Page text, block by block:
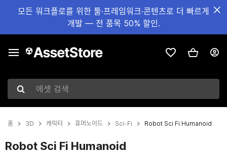
모든 워크플로를 위한 툴·프레임워크·콘텐츠로 더 빠르게
개발 — 전 품목 50% 할인.
에셋 검색
홈 3D 캐릭터 휴머노이드 Sci-Fi Robot Sci Fi Humanoid
Robot Sci Fi Humanoid